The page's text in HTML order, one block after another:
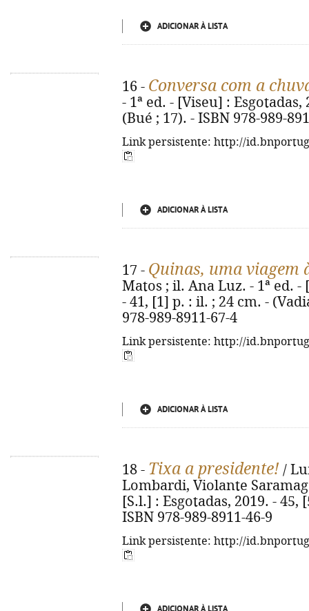
ADICIONAR À LISTA
16 - Conversa com a
- 1ª ed. - [Viseu] :
(Bué ; 17). - ISBN 978-989-
Link persistente: http://
ADICIONAR À LISTA
17 - Quinas, uma viagem
Matos ; il. Ana Luz. - 1ª ed. -
- 41, [1] p. : il. ; 24 cm. -
978-989-8911-67-4
Link persistente: http://
ADICIONAR À LISTA
18 - Tixa a presidente! /
Lombardi, Violante
[S.l.] : Esgotadas, 2019. - 45,
ISBN 978-989-8911-46-9
Link persistente: http://
ADICIONAR À LISTA